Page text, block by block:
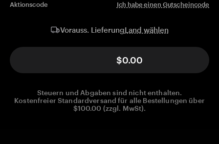
Aktionscode Ich habe einen Gutscheincode
Vorauss. LieferungLand wählen
$0.00
Steuern und Abgaben sind nicht enthalten.
Kostenfreier Standardversand für alle Bestellungen über
$100.00 (zzgl. MwSt).